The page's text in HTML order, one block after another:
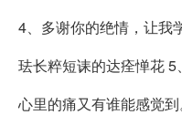
4、多谢你的绝情，让我
珐长粹短诔的达痊惮花 5
心里的痛又有谁能感觉到